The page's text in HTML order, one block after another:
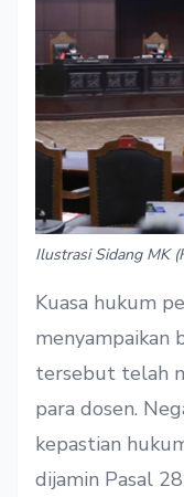
Ilustrasi Sidang MK
Kuasa hukum
menyampaikan
tersebut telah
para dosen.
kepastian
dijamin Pasal